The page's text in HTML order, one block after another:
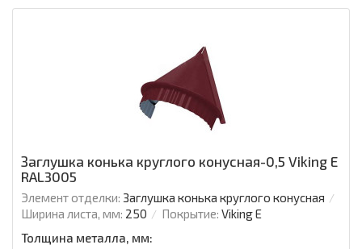
Заглушка конька круглого конусная-0,5 Viking E
RAL3005
Элемент отделки: Заглушка конька круглого конусная
Ширина листа, мм: 250 Покрытие: Viking E
Толщина металла, мм: